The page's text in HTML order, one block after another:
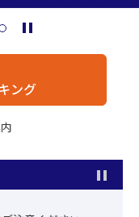
ング